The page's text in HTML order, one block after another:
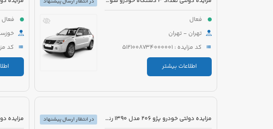
فعال
تهران - تهران
کد مزایده : 5121008734000001
اطلاعات بیشتر
فعال
کد مزایده :
مزایده دولتی خودرو پژو 206 مدل 1390 رنگ سفید
در انتظار ارسال پیشنهاد